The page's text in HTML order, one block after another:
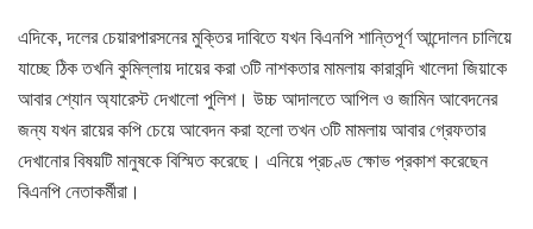
এদিকে, দলের চেয়ারপারসনের মুক্তির দাবিতে যখন বিএনপি শান্তিপূর্ণ আন্দোলন চালিয়ে
যাচ্ছে ঠিক তখনি কুমিল্লায় দায়ের করা ৩টি নাশকতার মামলায় কারাবন্দি খালেদা জিয়াকে
আবার শ্যোন অ্যারেস্ট দেখালো পুলিশ। উচ্চ আদালতে আপিল ও জামিন আবেদনের
জন্য যখন রায়ের কপি চেয়ে আবেদন করা হলো তখন ৩টি মামলায় আবার গ্রেফতার
দেখানোর বিষয়টি মানুষকে বিস্মিত করেছে। এনিয়ে প্রচণ্ড ক্ষোভ প্রকাশ করেছেন
বিএনপি নেতাকর্মীরা।